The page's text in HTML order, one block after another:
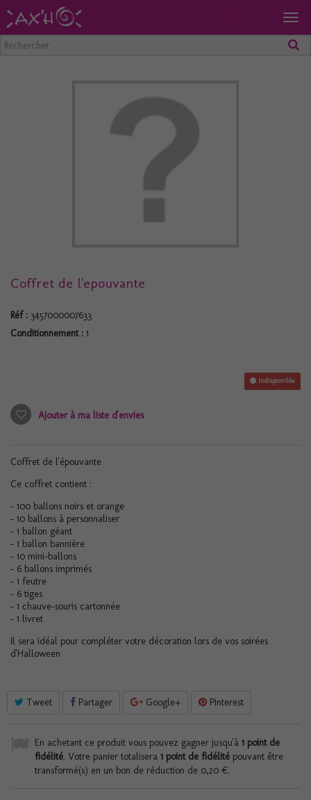
Coffret de l'epouvante
Réf : 3457000007633
Conditionnement : 1
Indisponible
Ajouter à ma liste d'envies
Coffret de l'épouvante
Ce coffret contient :
- 100 ballons noirs et orange
- 10 ballons à personnaliser
- 1 ballon géant
- 1 ballon bannière
- 10 mini-ballons
- 6 ballons imprimés
- 1 feutre
- 6 tiges
- 1 chauve-souris cartonnée
- 1 livret
Il sera idéal pour compléter votre décoration lors de vos soirées
d'Halloween
Tweet Partager Google+ Pinterest
En achetant ce produit vous pouvez gagner jusqu'à 1 point de
fidélité. Votre panier totalisera 1 point de fidélité pouvant être
transformé(s) en un bon de réduction de 0,20 €.